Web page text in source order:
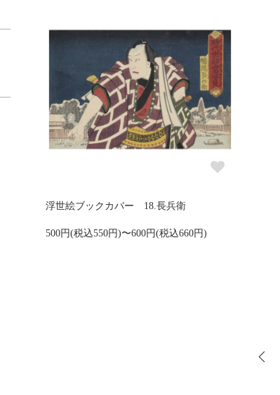
浮世絵ブックカバー 18.長兵衛
500円(税込550円)〜600円(税込660円)